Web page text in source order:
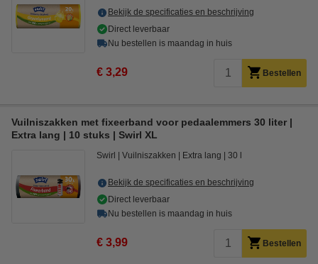
Bekijk de specificaties en beschrijving
Direct leverbaar
Nu bestellen is maandag in huis
€ 3,29 Bestellen
Vuilniszakken met fixeerband voor pedaalemmers 30 liter |
Extra lang | 10 stuks | Swirl XL
Swirl Vuilniszakken Extra lang 30 l
Bekijk de specificaties en beschrijving
Direct leverbaar
Nu bestellen is maandag in huis
€ 3,99 Bestellen